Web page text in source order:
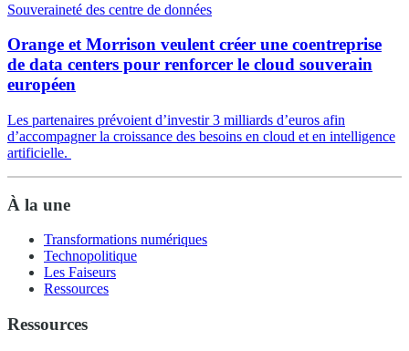
Souveraineté des centre de données
Orange et Morrison veulent créer une coentreprise
de data centers pour renforcer le cloud souverain
européen
Les partenaires prévoient d’investir 3 milliards d’euros afin
d’accompagner la croissance des besoins en cloud et en intelligence
artificielle.
À la une
Transformations numériques
Technopolitique
Les Faiseurs
Ressources
Ressources